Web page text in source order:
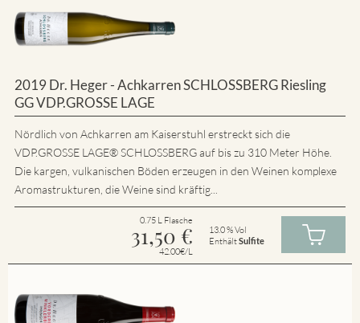
2019 Dr. Heger - Achkarren SCHLOSSBERG Riesling
GG VDP.GROSSE LAGE
Nördlich von Achkarren am Kaiserstuhl erstreckt sich die
VDP.GROSSE LAGE® SCHLOSSBERG auf bis zu 310 Meter Höhe.
Die kargen, vulkanischen Böden erzeugen in den Weinen komplexe
Aromastrukturen, die Weine sind kräftig...
0.75 L Flasche
31,50 €
42.00€/L
13.0 % Vol
EnthältSulfite